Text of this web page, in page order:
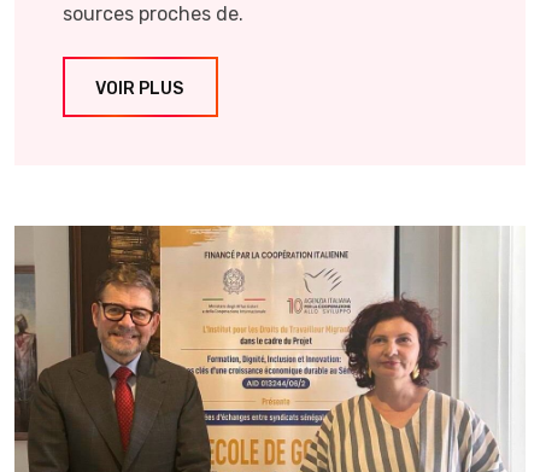
sources proches de.
VOIR PLUS